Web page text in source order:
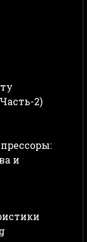
2)
и